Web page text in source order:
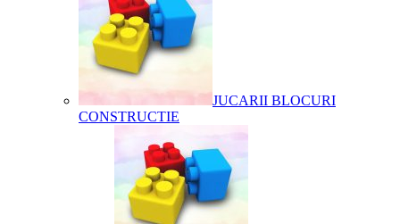
JUCARII BLOCURI
CONSTRUCTIE